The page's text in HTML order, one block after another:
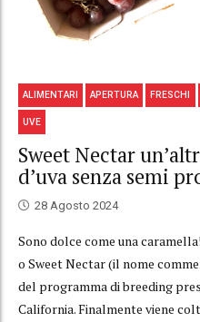
ALIMENTARI APERTURA FRESCHI
UVE
Sweet Nectar
d’uva senza semi
28 Agosto 2024
Sono dolce come una
o Sweet Nectar (il nome
del programma di breeding
California. Finalmente viene